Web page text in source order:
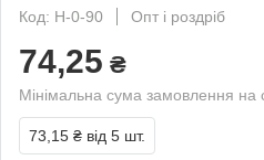
Код: Н-0-90
Опт і роздріб
74,25 ₴
Мінімальна сума замовлення на
73,15 ₴ від 5 шт.